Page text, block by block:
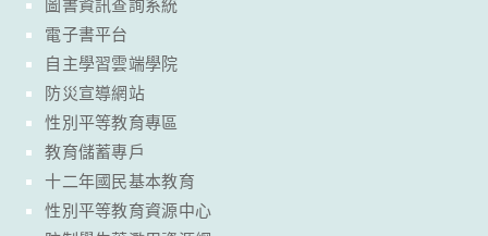
電子書平台
自主學習雲端學院
防災宣導網站
性別平等教育專區
教育儲蓄專戶
十二年國民基本教育
性別平等教育資源中心